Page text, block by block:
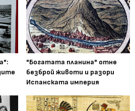
"Богатата планина" отне
безброй животи и разори
Испанската империя